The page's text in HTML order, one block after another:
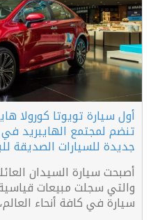
أول سيارة تويوتا كورولا
تنضم لمجتمع الهايبريد في
جديدة للسيارات الصديقة
أصبحت سيارة السيدان
سيارة في كافة أنحاء